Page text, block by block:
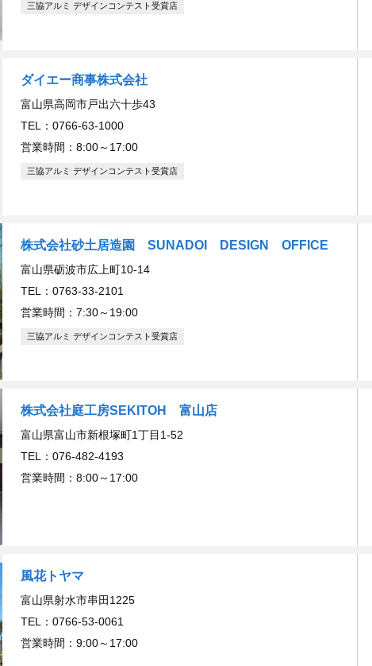
三協アルミ デザインコンテスト受賞店
ダイエー商事株式会社
富山県高岡市戸出六十歩43
TEL：0766-63-1000
営業時間：8:00～17:00
三協アルミ デザインコンテスト受賞店
株式会社砂土居造園 SUNADOI DESIGN OFFICE
富山県砺波市広上町10-14
TEL：0763-33-2101
営業時間：7:30～19:00
三協アルミ デザインコンテスト受賞店
株式会社庭工房SEKITOH 富山店
富山県富山市新根塚町1丁目1-52
TEL：076-482-4193
営業時間：8:00～17:00
風花トヤマ
富山県射水市串田1225
TEL：0766-53-0061
営業時間：9:00～17:00